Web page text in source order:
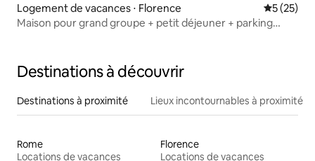
Logement de vacances ⋅ Florence
5 (25)
Maison pour grand groupe + petit déjeuner + parking
Destinations à découvrir
Destinations à proximité Lieux incontournables à proximité
Rome
Locations de vacances
Florence
Locations de vacances